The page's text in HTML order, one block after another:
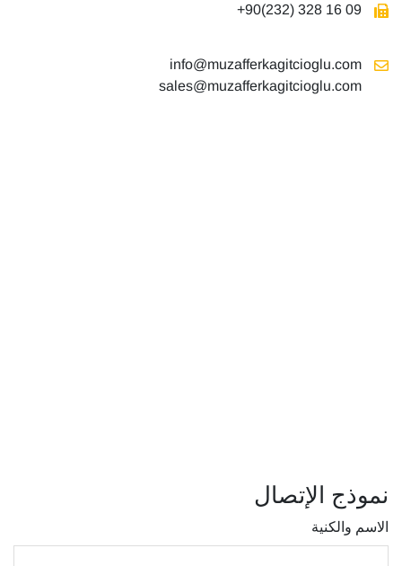
+90(232) 328 16 09
info@muzafferkagitcioglu.com
sales@muzafferkagitcioglu.com
نموذج الإتصال
الاسم والكنية